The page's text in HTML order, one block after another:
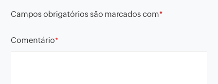
Campos obrigatórios são marcados com*
Comentário*